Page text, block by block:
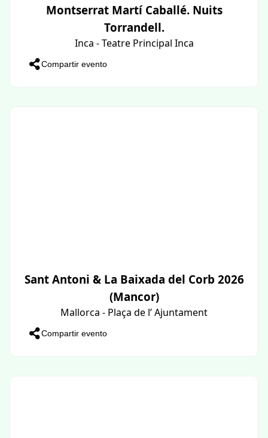
Montserrat Martí Caballé. Nuits
Torrandell.
Inca - Teatre Principal Inca
Compartir evento
Sant Antoni & La Baixada del Corb 2026
(Mancor)
Mallorca - Plaça de l’ Ajuntament
Compartir evento